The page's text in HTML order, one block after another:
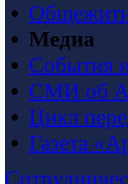
Медиа
События
СМИ об
Цикл
Газета